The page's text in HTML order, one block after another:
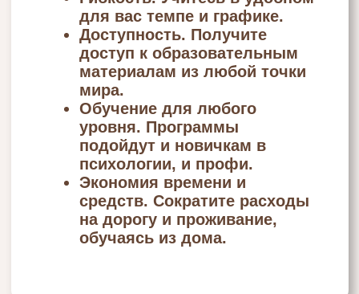
Если вы только начинаете свой путь в
психологию, важно выбрать курс,
который даст вам прочную базу знаний
и поможет определиться с дальнейшим
развитием в профессии. Институт Инны
Мирной предлагает курсы по
психологии для начинающих онлайн,
которые разработаны для тех, кто
делает первые шаги в этой сфере.
Программы содержат необходимую
теорию, которую вы сможете
использовать на практике. А также 20+
направлений работы психолога.
Здесь же можно найти онлайн курсы по
психологии с сертификатом о
прохождении обучения для
практикующих психологов. Эти